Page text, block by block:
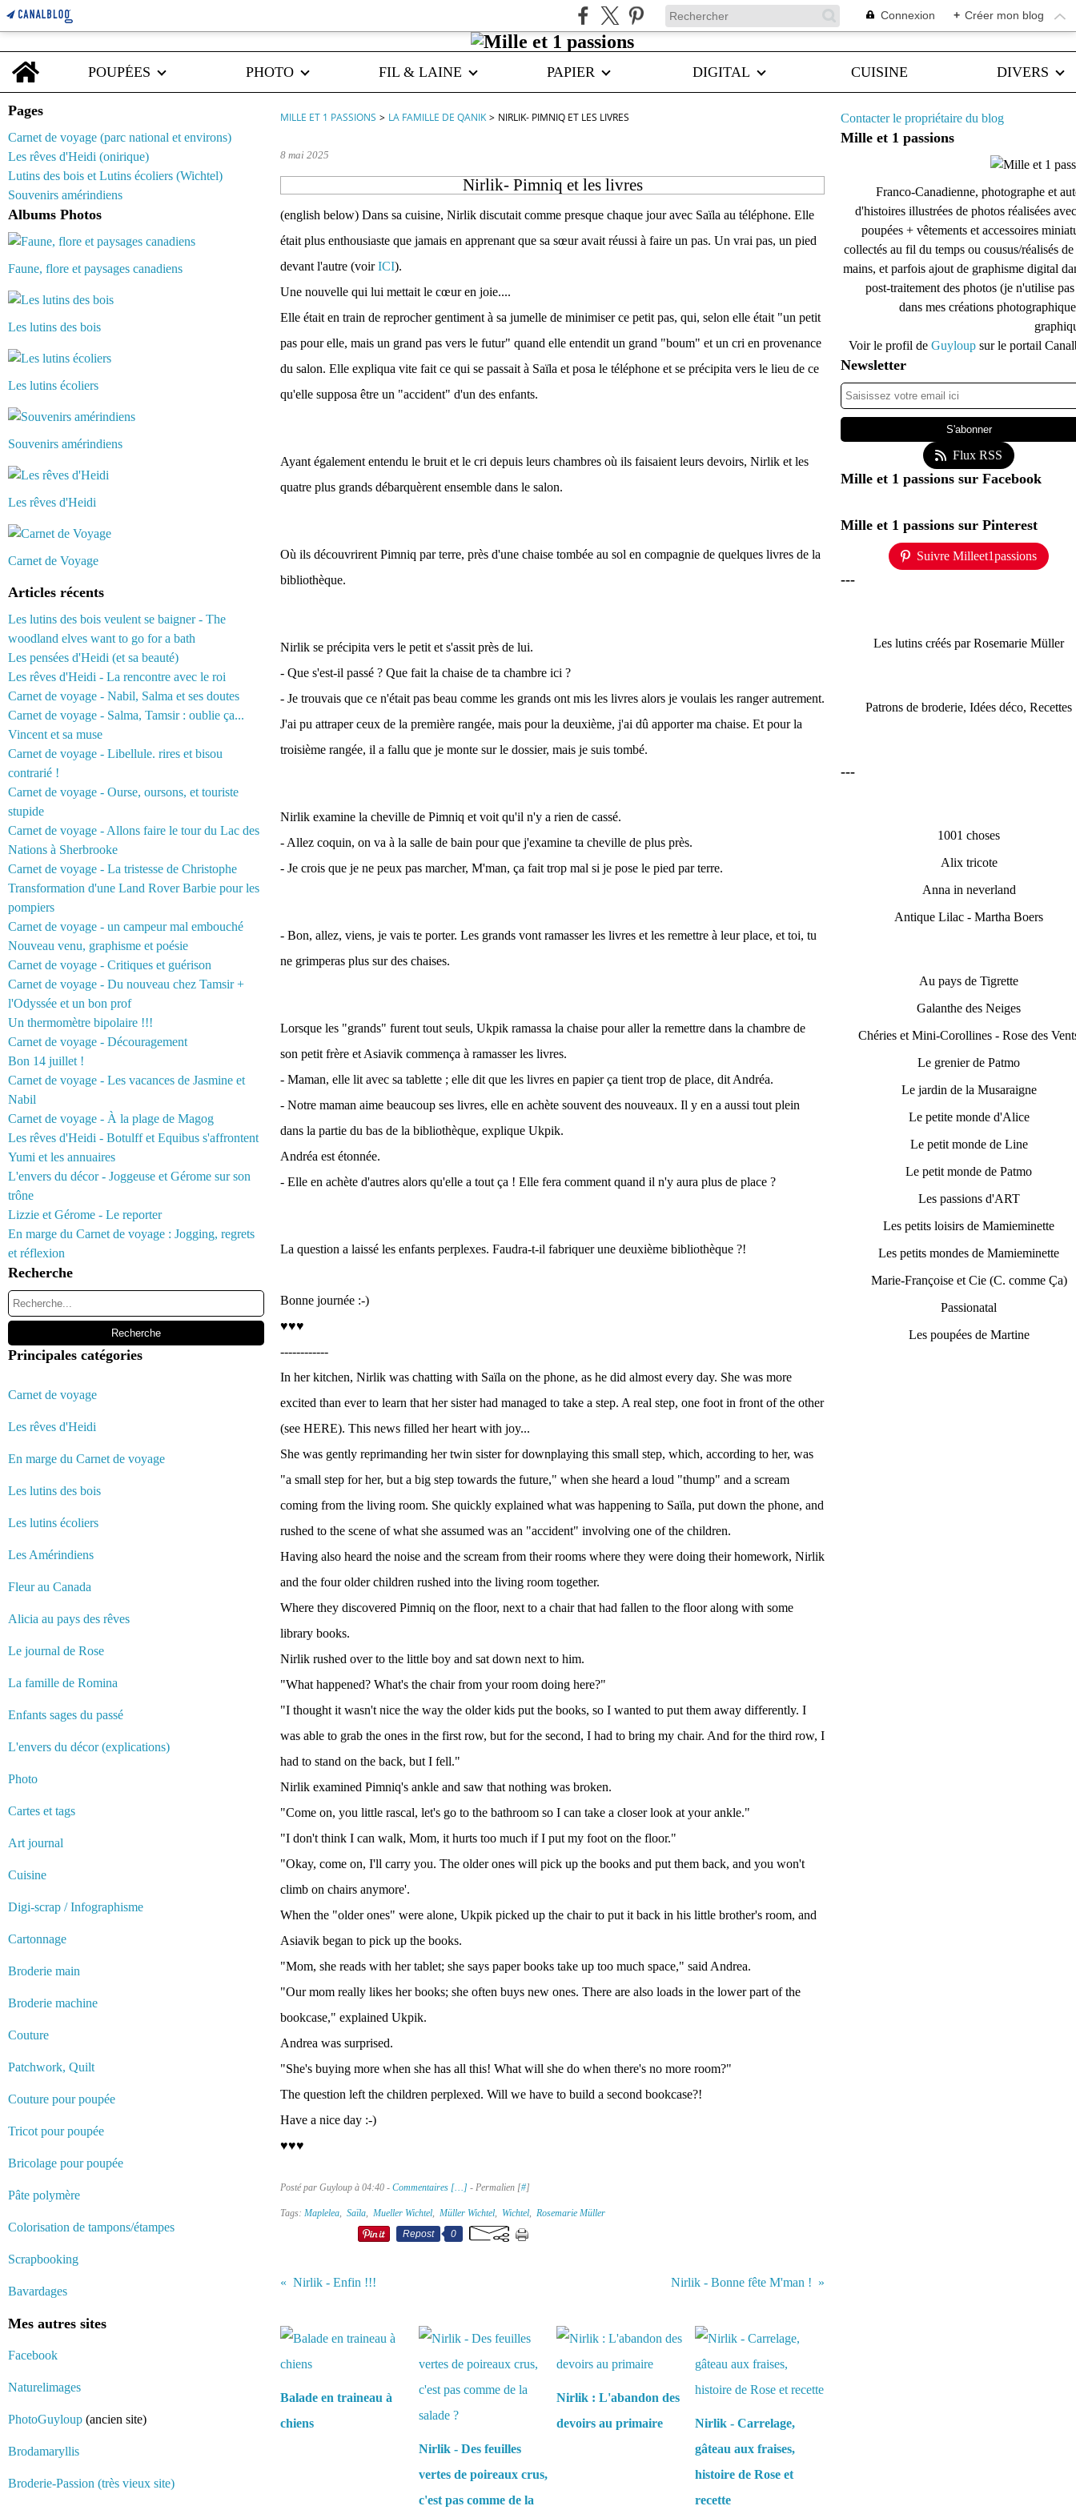
Connexion + Créer mon blog
Home
POUPÉES
PHOTO FIL & LAINE PAPIER DIGITAL CUISINE DIVERS
Pages
Carnet de voyage (parc national et environs)
Les rêves d'Heidi (onirique)
Lutins des bois et Lutins écoliers (Wichtel)
Souvenirs amérindiens
Albums Photos
Faune, flore et paysages canadiens
Les lutins des bois
Les lutins écoliers
Souvenirs amérindiens
Les rêves d'Heidi
Carnet de Voyage
Articles récents
Les lutins des bois veulent se baigner - The
woodland elves want to go for a bath
Les pensées d'Heidi (et sa beauté)
Les rêves d'Heidi - La rencontre avec le roi
Carnet de voyage - Nabil, Salma et ses doutes
Carnet de voyage - Salma, Tamsir : oublie ça...
Vincent et sa muse
Carnet de voyage - Libellule. rires et bisou
contrarié !
Carnet de voyage - Ourse, oursons, et touriste
stupide
Carnet de voyage - Allons faire le tour du Lac des
Nations à Sherbrooke
Carnet de voyage - La tristesse de Christophe
Transformation d'une Land Rover Barbie pour les
pompiers
Carnet de voyage - un campeur mal embouché
Nouveau venu, graphisme et poésie
Carnet de voyage - Critiques et guérison
Carnet de voyage - Du nouveau chez Tamsir +
l'Odyssée et un bon prof
Un thermomètre bipolaire !!!
Carnet de voyage - Découragement
Bon 14 juillet !
Carnet de voyage - Les vacances de Jasmine et
Nabil
Carnet de voyage - À la plage de Magog
Les rêves d'Heidi - Botulff et Equibus s'affrontent
Yumi et les annuaires
L'envers du décor - Joggeuse et Gérome sur son
trône
Lizzie et Gérome - Le reporter
En marge du Carnet de voyage : Jogging, regrets
et réflexion
Recherche
Principales catégories
Carnet de voyage
Les rêves d'Heidi
En marge du Carnet de voyage
Les lutins des bois
Les lutins écoliers
Les Amérindiens
Fleur au Canada
Alicia au pays des rêves
Le journal de Rose
La famille de Romina
Enfants sages du passé
L'envers du décor (explications)
Photo
Cartes et tags
Art journal
Cuisine
Digi-scrap / Infographisme
Cartonnage
Broderie main
Broderie machine
Couture
Patchwork, Quilt
Couture pour poupée
Tricot pour poupée
Bricolage pour poupée
Pâte polymère
Colorisation de tampons/étampes
Scrapbooking
Bavardages
Mes autres sites
Facebook
Naturelimages
PhotoGuyloup (ancien site)
Brodamaryllis
Broderie-Passion (très vieux site)
MILLE ET 1 PASSIONS > LA FAMILLE DE QANIK > NIRLIK- PIMNIQ ET LES LIVRES
8 mai 2025
Nirlik- Pimniq et les livres
(english below) Dans sa cuisine, Nirlik discutait comme presque chaque jour avec Saïla au téléphone. Elle
était plus enthousiaste que jamais en apprenant que sa sœur avait réussi à faire un pas. Un vrai pas, un pied
devant l'autre (voirICI).
Une nouvelle qui lui mettait le cœur en joie....
Elle était en train de reprocher gentiment à sa jumelle de minimiser ce petit pas, qui, selon elle était "un petit
pas pour elle, mais un grand pas vers le futur" quand elle entendit un grand "boum" et un cri en provenance
du salon. Elle expliqua vite fait ce qui se passait à Saïla et posa le téléphone et se précipita vers le lieu de ce
qu'elle supposa être un "accident" d'un des enfants.
Ayant également entendu le bruit et le cri depuis leurs chambres où ils faisaient leurs devoirs, Nirlik et les
quatre plus grands débarquèrent ensemble dans le salon.
Où ils découvrirent Pimniq par terre, près d'une chaise tombée au sol en compagnie de quelques livres de la
bibliothèque.
Nirlik se précipita vers le petit et s'assit près de lui.
- Que s'est-il passé ? Que fait la chaise de ta chambre ici ?
- Je trouvais que ce n'était pas beau comme les grands ont mis les livres alors je voulais les ranger autrement.
J'ai pu attraper ceux de la première rangée, mais pour la deuxième, j'ai dû apporter ma chaise. Et pour la
troisième rangée, il a fallu que je monte sur le dossier, mais je suis tombé.
Nirlik examine la cheville de Pimniq et voit qu'il n'y a rien de cassé.
- Allez coquin, on va à la salle de bain pour que j'examine ta cheville de plus près.
- Je crois que je ne peux pas marcher, M'man, ça fait trop mal si je pose le pied par terre.
- Bon, allez, viens, je vais te porter. Les grands vont ramasser les livres et les remettre à leur place, et toi, tu
ne grimperas plus sur des chaises.
Lorsque les "grands" furent tout seuls, Ukpik ramassa la chaise pour aller la remettre dans la chambre de
son petit frère et Asiavik commença à ramasser les livres.
- Maman, elle lit avec sa tablette ; elle dit que les livres en papier ça tient trop de place, dit Andréa.
- Notre maman aime beaucoup ses livres, elle en achète souvent des nouveaux. Il y en a aussi tout plein
dans la partie du bas de la bibliothèque, explique Ukpik.
Andréa est étonnée.
- Elle en achète d'autres alors qu'elle a tout ça ! Elle fera comment quand il n'y aura plus de place ?
La question a laissé les enfants perplexes. Faudra-t-il fabriquer une deuxième bibliothèque ?!
Bonne journée :-)
♥♥♥
------------
In her kitchen, Nirlik was chatting with Saïla on the phone, as he did almost every day. She was more
excited than ever to learn that her sister had managed to take a step. A real step, one foot in front of the other
(see HERE). This news filled her heart with joy...
She was gently reprimanding her twin sister for downplaying this small step, which, according to her, was
"a small step for her, but a big step towards the future," when she heard a loud "thump" and a scream
coming from the living room. She quickly explained what was happening to Saïla, put down the phone, and
rushed to the scene of what she assumed was an "accident" involving one of the children.
Having also heard the noise and the scream from their rooms where they were doing their homework, Nirlik
and the four older children rushed into the living room together.
Where they discovered Pimniq on the floor, next to a chair that had fallen to the floor along with some
library books.
Nirlik rushed over to the little boy and sat down next to him.
"What happened? What's the chair from your room doing here?"
"I thought it wasn't nice the way the older kids put the books, so I wanted to put them away differently. I
was able to grab the ones in the first row, but for the second, I had to bring my chair. And for the third row, I
had to stand on the back, but I fell."
Nirlik examined Pimniq's ankle and saw that nothing was broken.
"Come on, you little rascal, let's go to the bathroom so I can take a closer look at your ankle."
"I don't think I can walk, Mom, it hurts too much if I put my foot on the floor."
"Okay, come on, I'll carry you. The older ones will pick up the books and put them back, and you won't
climb on chairs anymore'.
When the "older ones" were alone, Ukpik picked up the chair to put it back in his little brother's room, and
Asiavik began to pick up the books.
"Mom, she reads with her tablet; she says paper books take up too much space," said Andrea.
"Our mom really likes her books; she often buys new ones. There are also loads in the lower part of the
bookcase," explained Ukpik.
Andrea was surprised.
"She's buying more when she has all this! What will she do when there's no more room?"
The question left the children perplexed. Will we have to build a second bookcase?!
Have a nice day :-)
♥♥♥
Posté par Guyloup à 04:40 - Commentaires […] - Permalien [#]
Tags: Maplelea, Saïla, Mueller Wichtel, Müller Wichtel, Wichtel, Rosemarie Müller
Repost
0
Nirlik - Enfin !!! Nirlik - Bonne fête M'man !
Balade en traineau à
chiens
Nirlik - Des feuilles
vertes de poireaux crus,
c'est pas comme de la
Nirlik : L'abandon des
devoirs au primaire
Nirlik - Carrelage,
gâteau aux fraises,
histoire de Rose et
recette
Contacter le propriétaire du blog
Mille et 1 passions
Franco-Canadienne, photographe et
d'histoires illustrées de photos réalisées
poupées + vêtements et accessoires
collectés au fil du temps ou cousus/réalisés de
mains, et parfois ajout de graphisme digital
post-traitement des photos (je n'utilise
dans mes créations
Voir le profil de Guyloup sur le portail
Newsletter
Flux RSS
Mille et 1 passions sur Facebook
Mille et 1 passions sur Pinterest
Suivre Milleet1passions
---
Les lutins créés par Rosemarie Müller
Patrons de broderie, Idées déco, Recettes
---
1001 choses
Alix tricote
Anna in neverland
Antique Lilac - Martha Boers
Au pays de Tigrette
Galanthe des Neiges
Chéries et Mini-Corollines - Rose des
Le grenier de Patmo
Le jardin de la Musaraigne
Le petite monde d'Alice
Le petit monde de Line
Le petit monde de Patmo
Les passions d'ART
Les petits loisirs de Mamieminette
Les petits mondes de Mamieminette
Marie-Françoise et Cie (C. comme Ça)
Passionatal
Les poupées de Martine